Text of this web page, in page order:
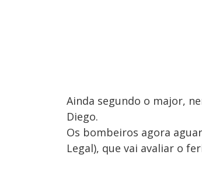
Ainda segundo o major,
Diego.
Os bombeiros agora
Legal), que vai avaliar o